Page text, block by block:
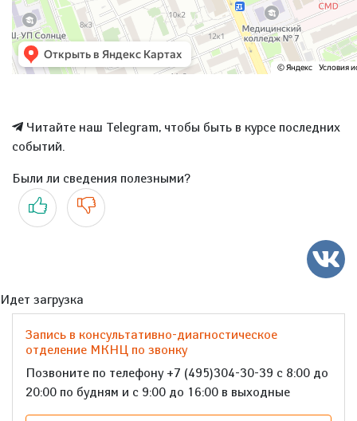
Читайте наш Telegram, чтобы быть в курсе последних
событий.
Были ли сведения полезными?
Да Нет
Идет загрузка
Запись в консультативно-диагностическое
отделение МКНЦ по звонку
Позвоните по телефону +7 (495)304-30-39 с 8:00 до
20:00 по будням и с 9:00 до 16:00 в выходные